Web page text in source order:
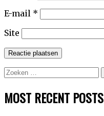
E-mail *
Site
Zoeken
MOST RECENT POSTS